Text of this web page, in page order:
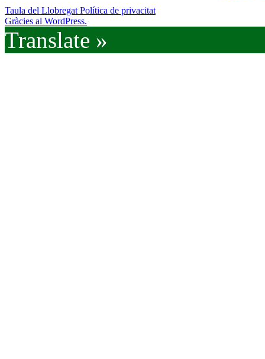
Taula del Llobregat Política de privacitat
Gràcies al WordPress.
Translate »